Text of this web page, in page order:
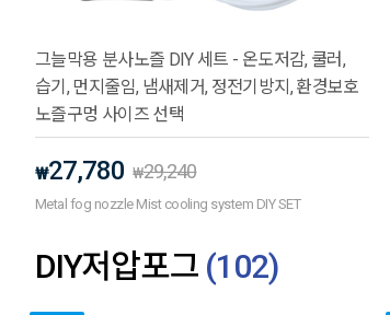
그늘막용 분사노즐 DIY 세트 - 온도저감, 쿨러,
습기, 먼지줄임, 냄새제거, 정전기방지, 환경보호
노즐구멍 사이즈 선택
₩27,780 ₩29,240
Metal fog nozzle Mist cooling system DIY SET
DIY저압포그 (102)